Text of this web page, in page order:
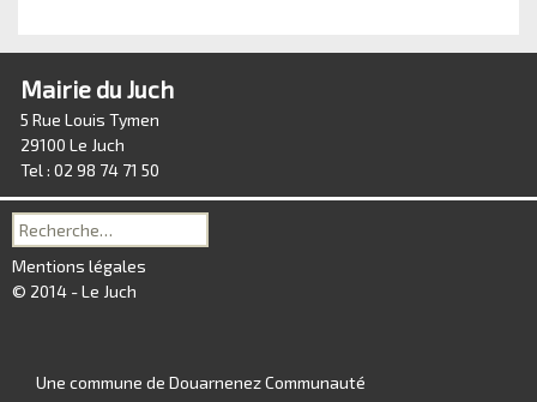
Mairie du Juch
5 Rue Louis Tymen
29100 Le Juch
Tel : 02 98 74 71 50
Recherche
pour :
Mentions légales
© 2014 - Le Juch
Une commune de Douarnenez Communauté